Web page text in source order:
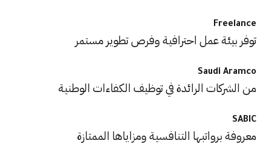
Freelance
توفر بيئة عمل احترافية وفرص تطوير مستمر
Saudi Aramco
من الشركات الرائدة في توظيف الكفاءات الوطنية
SABIC
معروفة برواتبها التنافسية ومزاياها الممتازة